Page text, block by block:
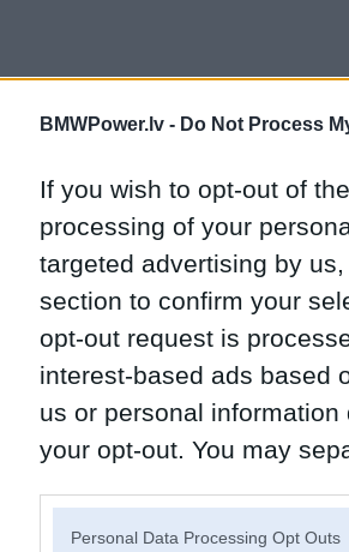
BMWPower.lv - Do Not Process
If you wish to opt-out of
processing of your
targeted advertising by
section to confirm your
opt-out request is
interest-based ads based
us or personal
your opt-out. You may
Personal Data Processing Opt Outs